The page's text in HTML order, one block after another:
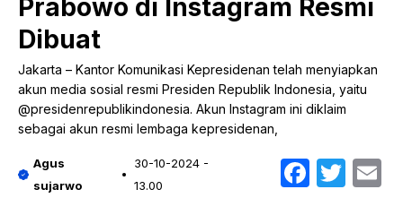
Prabowo di Instagram Resmi
Dibuat
Jakarta – Kantor Komunikasi Kepresidenan telah menyiapkan
akun media sosial resmi Presiden Republik Indonesia, yaitu
@presidenrepublikindonesia. Akun Instagram ini diklaim
sebagai akun resmi lembaga kepresidenan,
Agus
sujarwo
30-10-2024 -
13.00